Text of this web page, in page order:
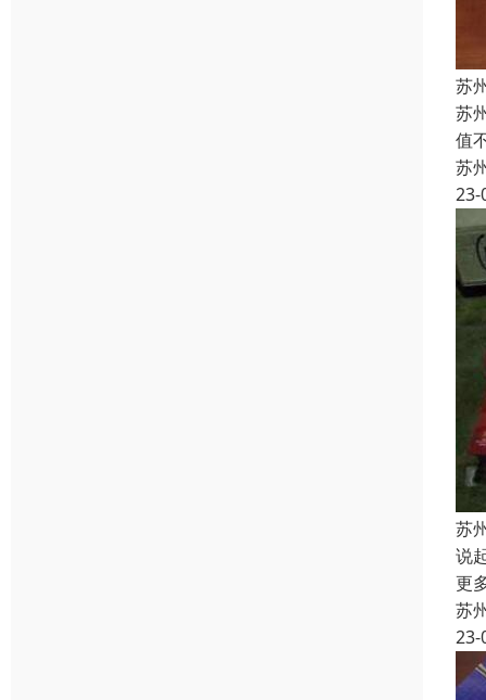
苏
苏
值
苏
23-
苏
说
更
苏
23-